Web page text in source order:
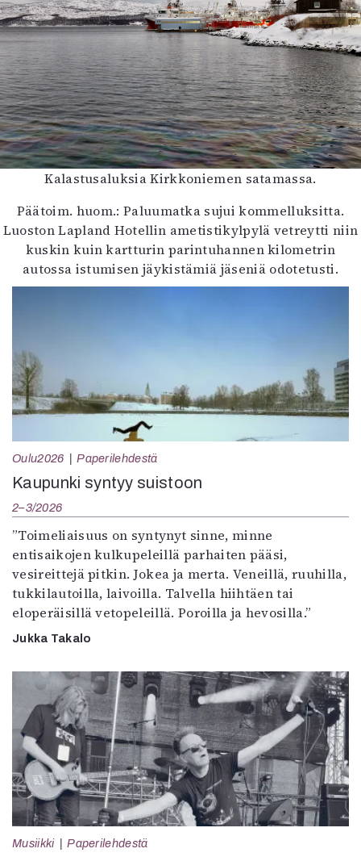
Kalastusaluksia Kirkkoniemen satamassa.
Päätoim. huom.: Paluumatka sujui kommelluksitta.
Luoston Lapland Hotellin ametistikylpylä vetreytti niin
kuskin kuin kartturin parintuhannen kilometrin
autossa istumisen jäykistämiä jäseniä odotetusti.
Oulu2026 Paperilehdestä
Kaupunki syntyy suistoon
2–3/2026
”Toimeliaisuus on syntynyt sinne, minne
entisaikojen kulkupeleillä parhaiten pääsi,
vesireittejä pitkin. Jokea ja merta. Veneillä, ruuhilla,
tukkilautoilla, laivoilla. Talvella hiihtäen tai
eloperäisillä vetopeleillä. Poroilla ja hevosilla.”
Jukka Takalo
Musiikki Paperilehdestä